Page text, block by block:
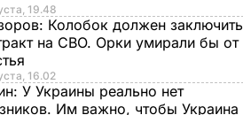
19.48
Колобок должен заключить
на СВО. Орки умирали бы от
16.02
У Украины реально нет
Им важно, чтобы Украина